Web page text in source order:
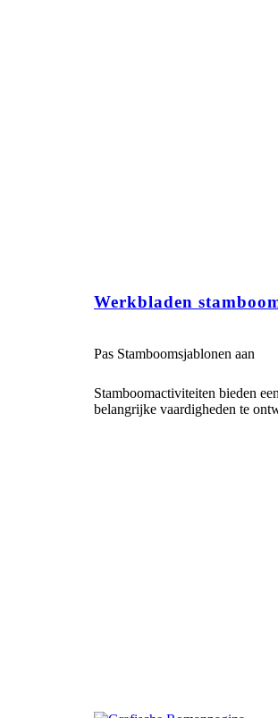
Werkbladen
Pas Stamboomsjablonen aan
Stamboomactiviteiten bieden
belangrijke vaardigheden te